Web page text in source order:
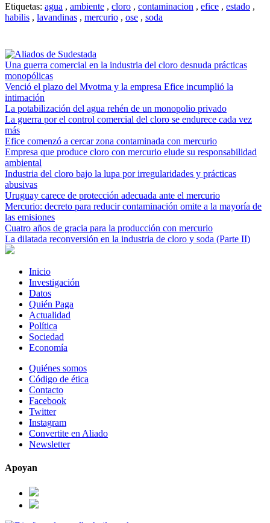
Etiquetas: agua , ambiente , cloro , contaminacion , efice , estado ,
habilis , lavandinas , mercurio , ose , soda
Una guerra comercial en la industria del cloro desnuda prácticas
monopólicas
Venció el plazo del Mvotma y la empresa Efice incumplió la
intimación
La potabilización del agua rehén de un monopolio privado
La guerra por el control comercial del cloro se endurece cada vez
más
Efice comenzó a cercar zona contaminada con mercurio
Empresa que produce cloro con mercurio elude su responsabilidad
ambiental
Industria del cloro bajo la lupa por irregularidades y prácticas
abusivas
Uruguay carece de protección adecuada ante el mercurio
Mercurio: decreto para reducir contaminación omite a la mayoría de
las emisiones
Cuatro años de gracia para la producción con mercurio
La dilatada reconversión en la industria de cloro y soda (Parte II)
Inicio
Investigación
Datos
Quién Paga
Actualidad
Política
Sociedad
Economía
Quiénes somos
Código de ética
Contacto
Facebook
Twitter
Instagram
Convertite en Aliado
Newsletter
Apoyan